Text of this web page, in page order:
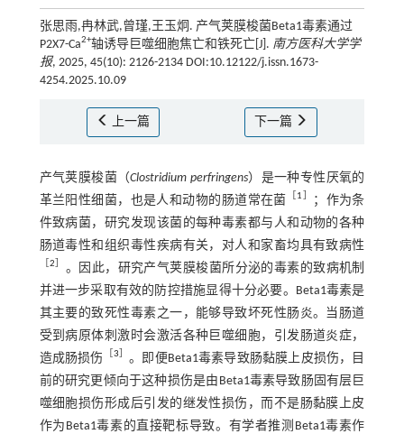
张思雨,冉林武,曾瑾,王玉炯. 产气荚膜梭菌Beta1毒素通过
P2X7-Ca2+轴诱导巨噬细胞焦亡和铁死亡[J]. 南方医科大学学
报, 2025, 45(10): 2126-2134 DOI:10.12122/j.issn.1673-
4254.2025.10.09
上一篇 下一篇
产气荚膜梭菌（Clostridium perfringens）是一种专性厌氧的
革兰阳性细菌，也是人和动物的肠道常在菌
［1］
；作为条
件致病菌，研究发现该菌的每种毒素都与人和动物的各种
肠道毒性和组织毒性疾病有关，对人和家畜均具有致病性
［2］ 。因此，研究产气荚膜梭菌所分泌的毒素的致病机制
并进一步采取有效的防控措施显得十分必要。Beta1毒素是
其主要的致死性毒素之一，能够导致坏死性肠炎。当肠道
受到病原体刺激时会激活各种巨噬细胞，引发肠道炎症，
造成肠损伤
［3］ 。即便Beta1毒素导致肠黏膜上皮损伤，目
前的研究更倾向于这种损伤是由Beta1毒素导致肠固有层巨
噬细胞损伤形成后引发的继发性损伤，而不是肠黏膜上皮
作为Beta1毒素的直接靶标导致。有学者推测Beta1毒素作